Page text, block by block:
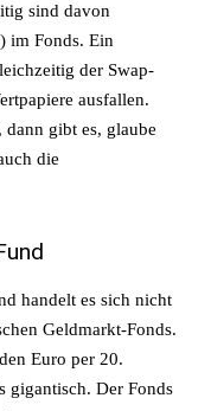
sind davon
im Fonds. Ein
der Swap-
ausfallen.
dann gibt es, glaube
die
handelt es sich nicht
Geldmarkt-Fonds.
Euro per 20.
gigantisch. Der Fonds